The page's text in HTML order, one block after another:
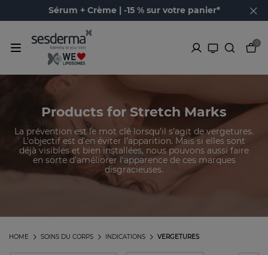
Sérum + Crème | -15 % sur votre panier*
0
Products for Stretch Marks
La prévention est le mot clé lorsqu’il s’agit de vergetures.
L’objectif est d’en éviter l’apparition. Mais si elles sont
déjà visibles et bien installées, nous pouvons aussi faire
en sorte d’améliorer l'apparence de ces marques
disgracieuses.
VERGETURES
INDICATIONS
SOINS DU CORPS
HOME